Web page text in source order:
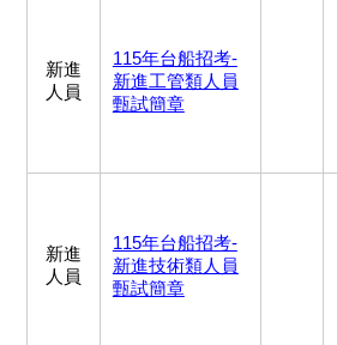
新進
人員
115年台船招考-
新進工管類人員
甄試簡章
新進
人員
115年台船招考-
新進技術類人員
甄試簡章